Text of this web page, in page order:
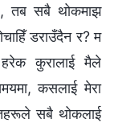
तब सबै थोकमाझ
डराउँदैन र? म
हरेक कुरालाई मैले
कसलाई मेरा
सबै थोकलाई